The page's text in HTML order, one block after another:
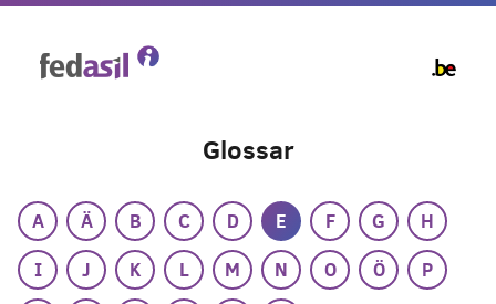
Glossar
A Ä B C D E F G
H
I
J K L M N O Ö
P